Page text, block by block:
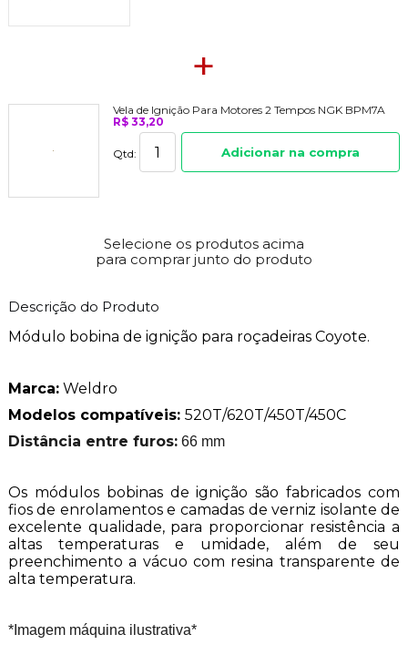
+
Vela de Ignição Para Motores 2 Tempos NGK BPM7A
R$ 33,20
Qtd: Adicionar na compra
Selecione os produtos acima
para comprar junto do produto
Descrição do Produto
Módulo bobina de ignição para roçadeiras Coyote.
Marca:Weldro
Modelos compatíveis: 520T/620T/450T/450C
Distância entre furos:66 mm
Os módulos bobinas de ignição são fabricados com
fios de enrolamentos e camadas de verniz isolante de
excelente qualidade, para proporcionar resistência a
altas temperaturas e umidade, além de seu
preenchimento a vácuo com resina transparente de
alta temperatura.
*Imagem máquina ilustrativa*